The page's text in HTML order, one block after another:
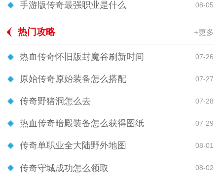
手游版传奇最强职业是什么 08-05
热门攻略 +更多
热血传奇怀旧版封魔谷刷新时间 07-26
原始传奇原始装备怎么搭配 07-27
传奇野猪洞怎么去 07-28
热血传奇暗殿装备怎么获得图纸 07-29
传奇单职业全大陆野外地图 08-01
传奇守城成功怎么领取 08-02